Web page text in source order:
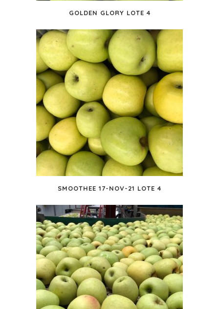
GOLDEN GLORY LOTE 4
SMOOTHEE 17-NOV-21 LOTE 4